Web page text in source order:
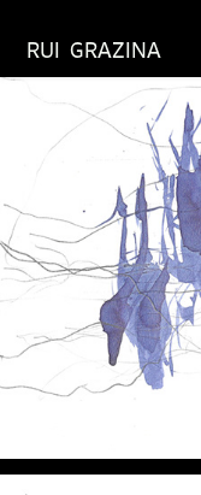
RUI  GRAZINA